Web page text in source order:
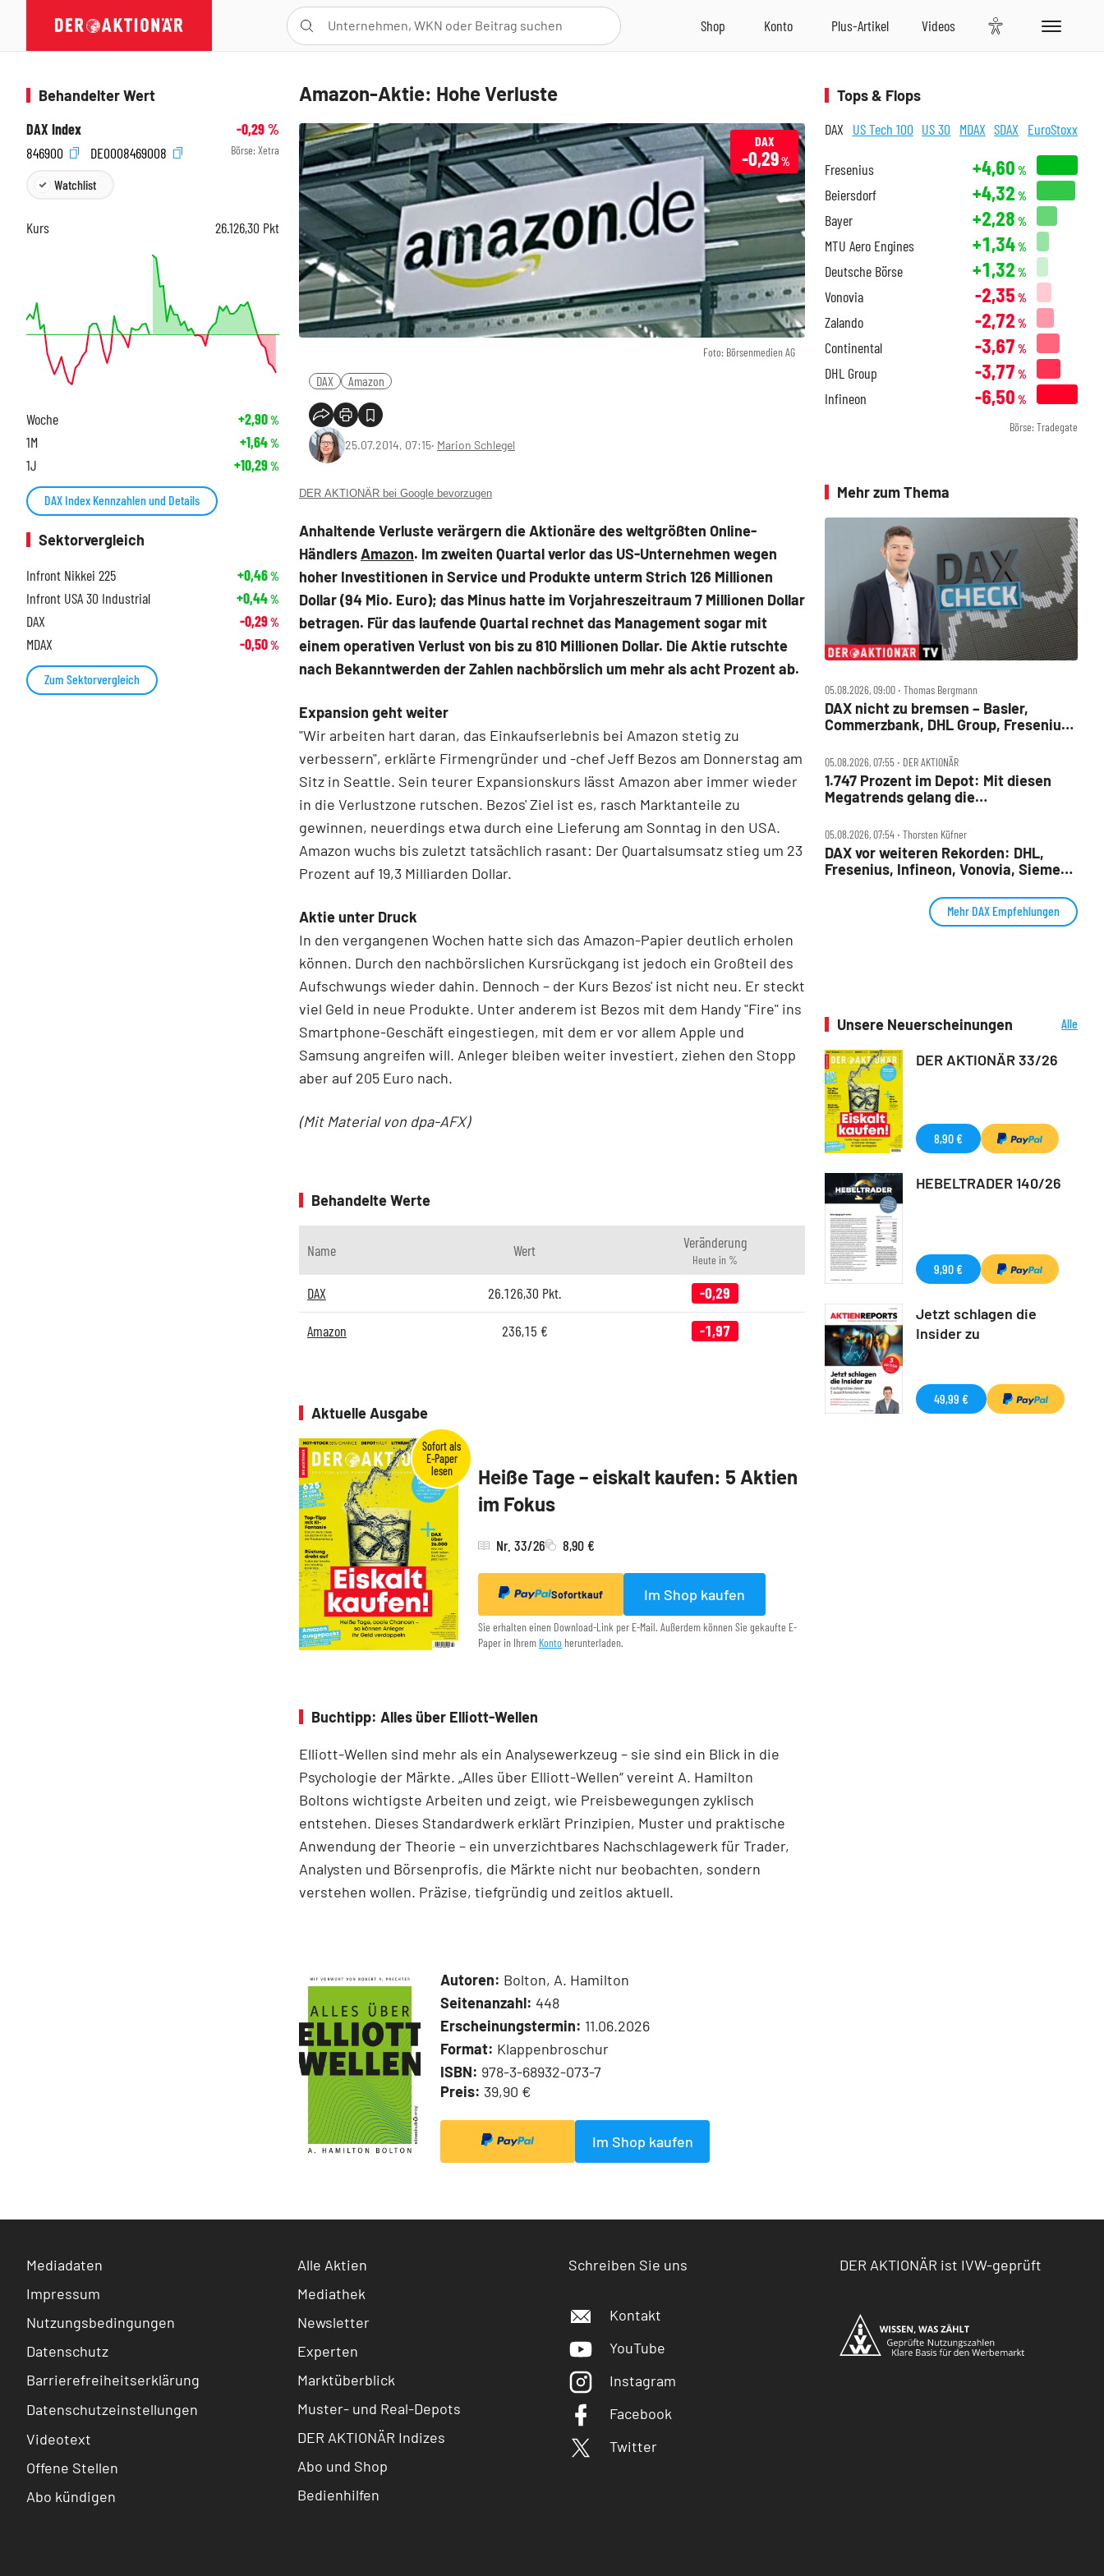
Amazon-Aktie: Hohe Verluste
Foto: Börsenmedien AG
DAX
-0,29%
DAX Amazon
25.07.2014, 07:15‧ Marion Schlegel
DER AKTIONÄR bei Google bevorzugen
Anhaltende Verluste verärgern die Aktionäre des weltgrößten Online-
HändlersAmazon. Im zweiten Quartal verlor das US-Unternehmen wegen
hoher Investitionen in Service und Produkte unterm Strich 126 Millionen
Dollar (94 Mio. Euro); das Minus hatte im Vorjahreszeitraum 7 Millionen Dollar
betragen. Für das laufende Quartal rechnet das Management sogar mit
einem operativen Verlust von bis zu 810 Millionen Dollar. Die Aktie rutschte
nach Bekanntwerden der Zahlen nachbörslich um mehr als acht Prozent ab.
Expansion geht weiter
"Wir arbeiten hart daran, das Einkaufserlebnis bei Amazon stetig zu
verbessern", erklärte Firmengründer und -chef Jeff Bezos am Donnerstag am
Sitz in Seattle. Sein teurer Expansionskurs lässt Amazon aber immer wieder
in die Verlustzone rutschen. Bezos' Ziel ist es, rasch Marktanteile zu
gewinnen, neuerdings etwa durch eine Lieferung am Sonntag in den USA.
Amazon wuchs bis zuletzt tatsächlich rasant: Der Quartalsumsatz stieg um 23
Prozent auf 19,3 Milliarden Dollar.
Aktie unter Druck
In den vergangenen Wochen hatte sich das Amazon-Papier deutlich erholen
können. Durch den nachbörslichen Kursrückgang ist jedoch ein Großteil des
Aufschwungs wieder dahin. Dennoch – der Kurs Bezos' ist nicht neu. Er steckt
viel Geld in neue Produkte. Unter anderem ist Bezos mit dem Handy "Fire" ins
Smartphone-Geschäft eingestiegen, mit dem er vor allem Apple und
Samsung angreifen will. Anleger bleiben weiter investiert, ziehen den Stopp
aber auf 205 Euro nach.
(Mit Material von dpa-AFX)
Behandelte Werte
Name Wert Veränderung
Heute in %
DAX 26.126,30 Pkt. -0,29
Amazon 236,15 € -1,97
Aktuelle Ausgabe
Heiße Tage – eiskalt kaufen: 5 Aktien
im Fokus
Nr. 33/26 8,90 €
Sofortkauf Im Shop kaufen
Sie erhalten einen Download-Link per E-Mail. Außerdem können Sie gekaufte E-
Paper in Ihrem Konto herunterladen.
Buchtipp: Alles über Elliott-Wellen
Elliott-Wellen sind mehr als ein Analysewerkzeug – sie sind ein Blick in die
Psychologie der Märkte. „Alles über Elliott-Wellen“ vereint A. Hamilton
Boltons wichtigste Arbeiten und zeigt, wie Preisbewegungen zyklisch
entstehen. Dieses Standardwerk erklärt Prinzipien, Muster und praktische
Anwendung der Theorie – ein unverzichtbares Nachschlagewerk für Trader,
Analysten und Börsenprofis, die Märkte nicht nur beobachten, sondern
verstehen wollen. Präzise, tiefgründig und zeitlos aktuell.
Autoren: Bolton, A. Hamilton
Seitenanzahl: 448
Erscheinungstermin: 11.06.2026
Format: Klappenbroschur
ISBN: 978-3-68932-073-7
Preis: 39,90 €
Im Shop kaufen
Behandelter Wert
DAX Index
-0,29%
846900
DE0008469008 Börse: Xetra
Watchlist
Kurs 26.126,30 Pkt
Woche +2,90%
1M +1,64%
1J +10,29%
DAX Index Kennzahlen und Details
Sektorvergleich
Infront Nikkei 225
+0,46%
Infront USA 30 Industrial +0,44%
DAX -0,29%
MDAX -0,50%
Zum Sektorvergleich
Tops & Flops
DAX US Tech 100 US 30 MDAX SDAX EuroStoxx
Fresenius +4,60 %
Beiersdorf +4,32 %
Bayer +2,28 %
MTU Aero Engines +1,34%
Deutsche Börse +1,32 %
Vonovia -2,35 %
Zalando -2,72 %
Continental -3,67 %
DHL Group -3,77 %
Infineon -6,50 %
Börse: Tradegate
Mehr zum Thema
05.08.2026, 09:00 ‧ Thomas Bergmann
DAX nicht zu bremsen – Basler,
Commerzbank, DHL Group, Fresenius,
05.08.2026, 07:55 ‧ DER AKTIONÄR
1.747 Prozent im Depot: Mit diesen
Megatrends gelang die
05.08.2026, 07:54 ‧ Thorsten Küfner
DAX vor weiteren Rekorden: DHL,
Fresenius, Infineon, Vonovia, Siemens
Mehr DAX Empfehlungen
Unsere Neuerscheinungen
Alle
DER AKTIONÄR 33/26
8,90 €
HEBELTRADER 140/26
9,90 €
Jetzt schlagen die
Insider zu
49,99 €
Mediadaten
Impressum
Nutzungsbedingungen
Datenschutz
Barrierefreiheitserklärung
Datenschutzeinstellungen
Videotext
Offene Stellen
Abo kündigen
Alle Aktien
Mediathek
Newsletter
Experten
Marktüberblick
Muster- und Real-Depots
DER AKTIONÄR Indizes
Abo und Shop
Bedienhilfen
Schreiben Sie uns
Kontakt
YouTube
Instagram
Facebook
Twitter
DER AKTIONÄR ist IVW-geprüft